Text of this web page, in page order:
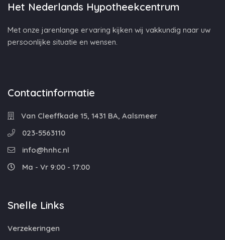
Het Nederlands Hypotheekcentrum
Met onze jarenlange ervaring kijken wij vakkundig naar uw
persoonlijke situatie en wensen.
Contactinformatie
Van Cleeffkade 15, 1431 BA, Aalsmeer
023-5563110
info@hnhc.nl
Ma - Vr 9:00 - 17:00
Snelle Links
Verzekeringen